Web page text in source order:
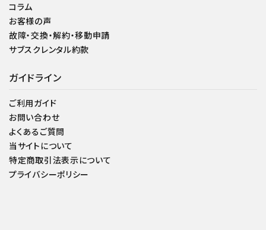
コラム
お客様の声
故障・交換・解約・移動申請
サブスクレンタル約款
ガイドライン
ご利用ガイド
お問い合わせ
よくあるご質問
当サイトについて
特定商取引法表示について
プライバシーポリシー